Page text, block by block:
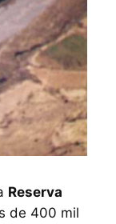
Reserva
de 400 mil